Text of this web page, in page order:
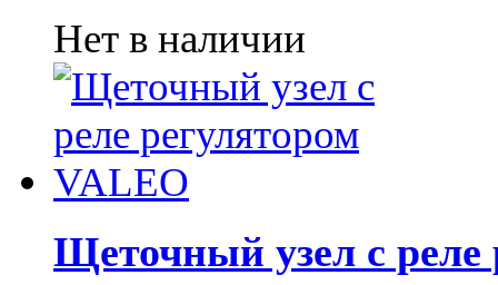
Нет в наличии
Щеточный узел с реле